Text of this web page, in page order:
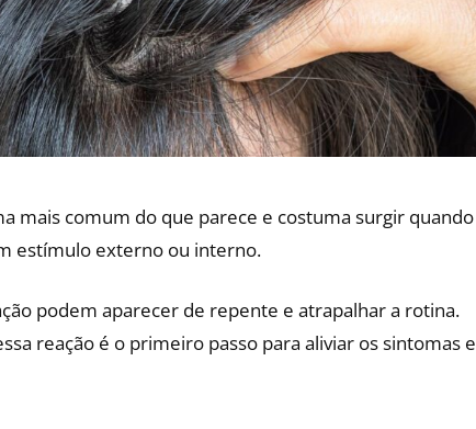
mais comum do que parece e costuma surgir quando
estímulo externo ou interno.
podem aparecer de repente e atrapalhar a rotina.
reação é o primeiro passo para aliviar os sintomas e